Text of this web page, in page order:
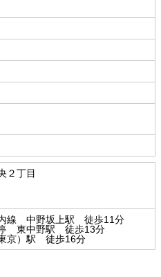
２丁目
線 中野坂上駅 徒歩11分
東中野駅 徒歩13分
京）駅 徒歩16分